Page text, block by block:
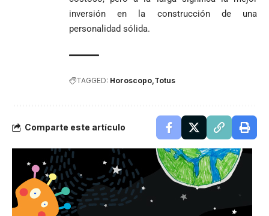
inversión en la construcción de una
personalidad sólida.
TAGGED: Horoscopo Totus
Comparte este artículo